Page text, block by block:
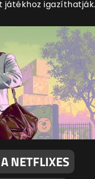
játékhoz
NETFLIXES